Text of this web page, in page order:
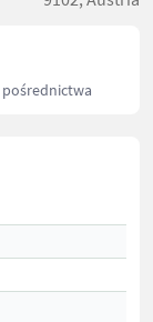
pośrednictwa